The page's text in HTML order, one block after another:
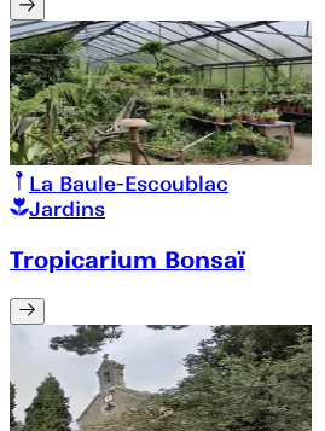
La Baule-Escoublac
Jardins
Tropicarium Bonsaï